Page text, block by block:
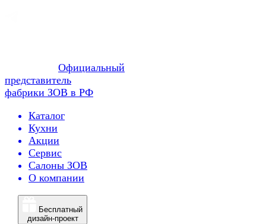
Официальный
представитель
фабрики ЗОВ в РФ
Каталог
Кухни
Акции
Сервис
Салоны ЗОВ
О компании
Бесплатный
дизайн-проект